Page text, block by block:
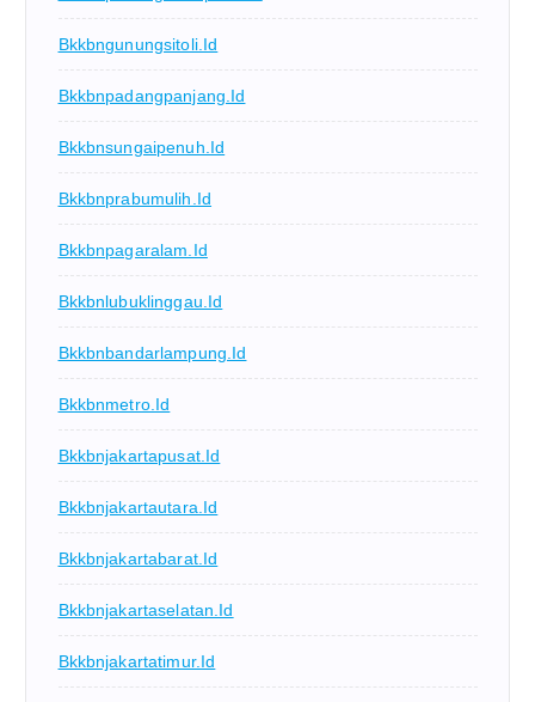
Bkkbngunungsitoli.id
Bkkbnpadangpanjang.id
Bkkbnsungaipenuh.id
Bkkbnprabumulih.id
Bkkbnpagaralam.id
Bkkbnlubuklinggau.id
Bkkbnbandarlampung.id
Bkkbnmetro.id
Bkkbnjakartapusat.id
Bkkbnjakartautara.id
Bkkbnjakartabarat.id
Bkkbnjakartaselatan.id
Bkkbnjakartatimur.id